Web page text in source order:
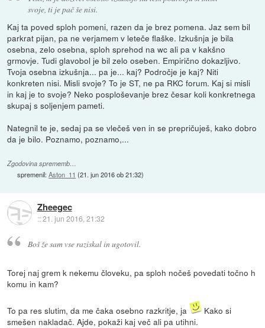
svoje, ti je pač še nisi.
Kaj ta poved sploh pomeni, razen da je brez pomena. Jaz sem bil
parkrat pijan, pa ne verjamem v leteče flaške. Izkušnja je bila
osebna, zelo osebna, sploh sprehod na wc ali pa v kakšno
grmovje. Tudi glavobol je bil zelo oseben. Empirično dokazljivo.
Tvoja osebna izkušnja... pa je... kaj? Področje je kaj? Niti
konkreten nisi. Misli svoje? To je ST, ne pa RKC forum. Kaj si misli
in kaj je to svoje? Neko posploševanje brez česar koli konkretnega
skupaj s soljenjem pameti.
Nategnil te je, sedaj pa se vlečeš ven in se prepričuješ, kako dobro
da je bilo. Poznamo, poznamo,...
Zgodovina sprememb…
spremenil:Aston_11 (21. jun 2016 ob 21:32)
Zheegec
::21. jun 2016, 21:32
Boš že sam vse raziskal in ugotovil.
Torej naj grem k nekemu človeku, pa sploh nočeš povedati točno h
komu in kam?
To pa res slutim, da me čaka osebno razkritje, ja
Kako si
smešen nakladač. Ajde, pokaži kaj več ali pa utihni.